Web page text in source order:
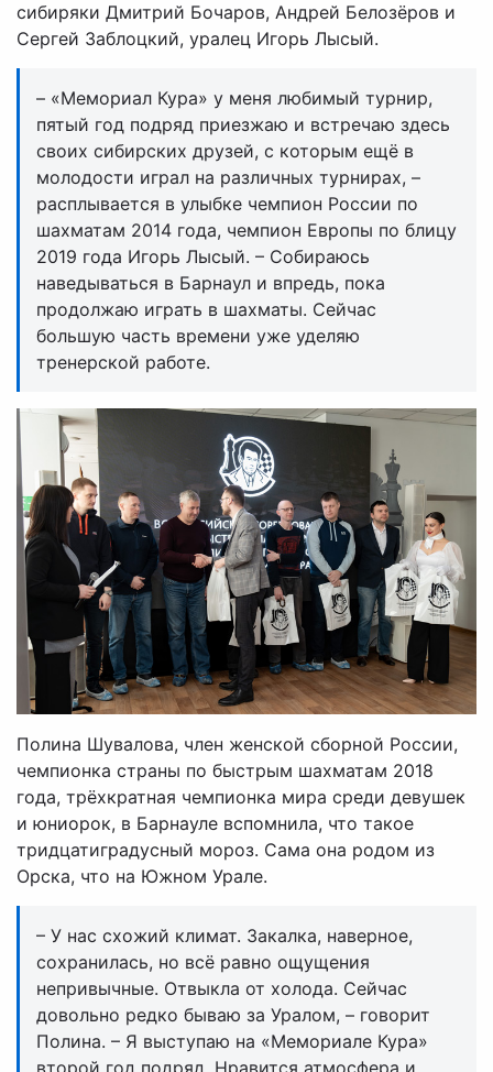
сибиряки Дмитрий Бочаров, Андрей Белозёров и
Сергей Заблоцкий, уралец Игорь Лысый.
– «Мемориал Кура» у меня любимый турнир,
пятый год подряд приезжаю и встречаю здесь
своих сибирских друзей, с которым ещё в
молодости играл на различных турнирах, –
расплывается в улыбке чемпион России по
шахматам 2014 года, чемпион Европы по блицу
2019 года Игорь Лысый. – Собираюсь
наведываться в Барнаул и впредь, пока
продолжаю играть в шахматы. Сейчас
большую часть времени уже уделяю
тренерской работе.
Полина Шувалова, член женской сборной России,
чемпионка страны по быстрым шахматам 2018
года, трёхкратная чемпионка мира среди девушек
и юниорок, в Барнауле вспомнила, что такое
тридцатиградусный мороз. Сама она родом из
Орска, что на Южном Урале.
– У нас схожий климат. Закалка, наверное,
сохранилась, но всё равно ощущения
непривычные. Отвыкла от холода. Сейчас
довольно редко бываю за Уралом, – говорит
Полина. – Я выступаю на «Мемориале Кура»